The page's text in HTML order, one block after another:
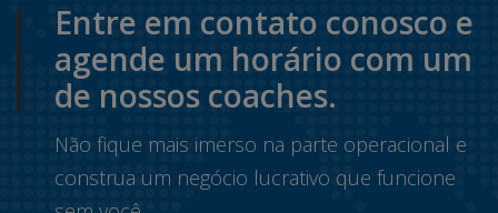
Entre em contato conosco e
agende um horário com um
de nossos coaches.
Não fique mais imerso na parte operacional e
construa um negócio lucrativo que funcione